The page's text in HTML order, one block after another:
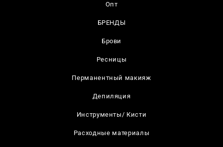
Опт
БРЕНДЫ
Брови
Ресницы
Перманентный макияж
Депиляция
Инструменты/ Кисти
Расходные материалы